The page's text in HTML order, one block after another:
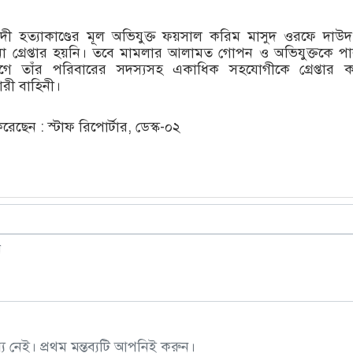
হত্যাকাণ্ডের মূল অভিযুক্ত ফয়সাল করিম মাসুদ ওরফে
হয়নি। তবে মামলার আলামত গোপন ও অভিযুক্তকে
তাঁর পরিবারের সদস্যসহ একাধিক সহযোগীকে গ্রেপ্তার
বাহিনী।
: স্টাফ রিপোর্টার, ডেস্ক-০২
প্রথম মন্তব্যটি আপনিই করুন।